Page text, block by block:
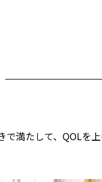
満たして、 QOLを